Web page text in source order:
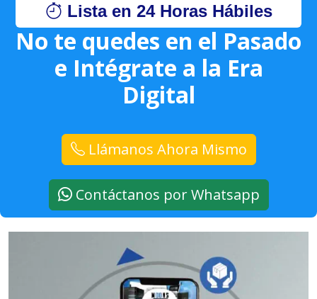
Lista en 24 Horas Hábiles
No te quedes en el Pasado
e Intégrate a la Era
Digital
Llámanos Ahora Mismo
Contáctanos por Whatsapp